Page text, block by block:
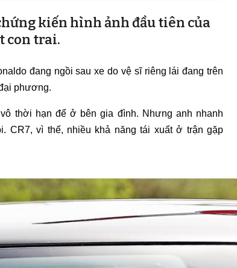
kiến hình ảnh đầu tiên của
con trai.
đang ngồi sau xe do vệ sĩ riêng lái đang trên
phương.
thời hạn để ở bên gia đình. Nhưng anh nhanh
CR7, vì thế, nhiều khả năng tái xuất ở trận gặp